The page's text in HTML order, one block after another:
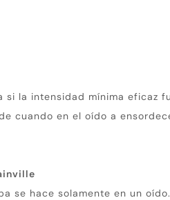
si la intensidad mínima eficaz
cuando en el oído a
se hace solamente en un oído.